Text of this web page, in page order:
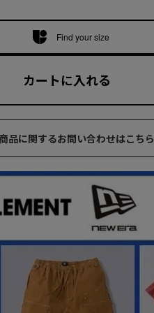
Find your size
カートに入れる
品に関するお問い合わせはこちら